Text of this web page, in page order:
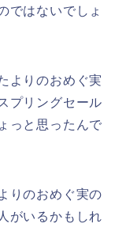
ではないでしょ
よりのおめぐ実
プリングセール
っと思ったんで
りのおめぐ実の
がいるかもしれ